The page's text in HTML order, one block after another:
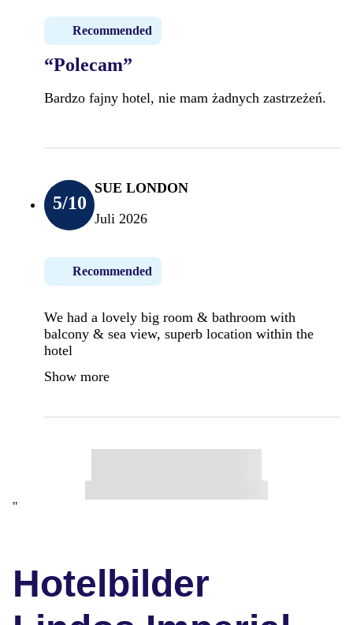
Recommended
“Polecam”
Bardzo fajny hotel, nie mam żadnych zastrzeżeń.
5/10
SUE LONDON
Juli 2026
Recommended
We had a lovely big room & bathroom with
balcony & sea view, superb location within the
hotel
Show more
"
Hotelbilder